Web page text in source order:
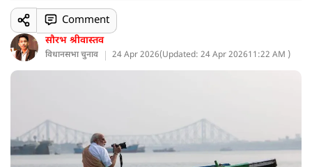
सौरभ श्रीवास्तव
विधानसभा चुनाव 24 Apr 2026(Updated: 24 Apr 202611:22 AM )
Comment